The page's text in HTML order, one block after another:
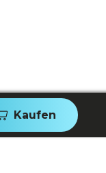
Kaufen